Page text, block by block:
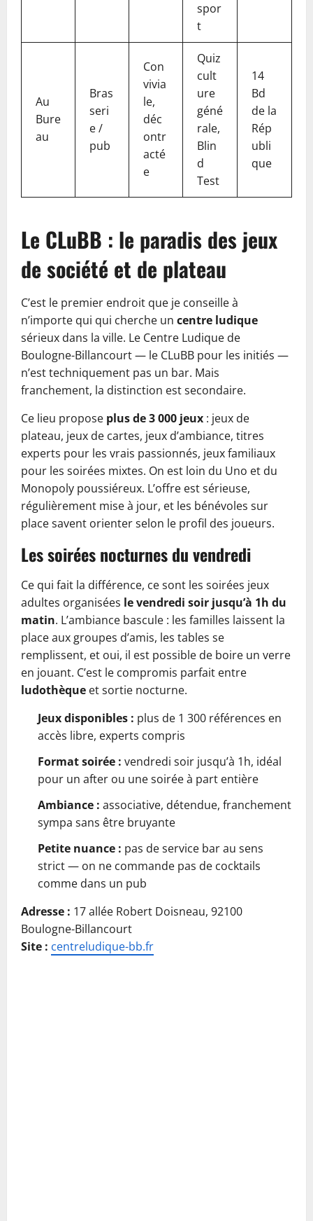
spor
t
Au
Bure
au
Bras
seri
e /
pub
Con
vivia
le,
déc
ontr
acté
e
Quiz
cult
ure
géné
rale,
Blin
d
Test
14
Bd
de la
Rép
ubli
que
Le CLuBB : le paradis des jeux
de société et de plateau
C’est le premier endroit que je conseille à
n’importe qui qui cherche un centre ludique
sérieux dans la ville. Le Centre Ludique de
Boulogne-Billancourt — le CLuBB pour les initiés —
n’est techniquement pas un bar. Mais
franchement, la distinction est secondaire.
Ce lieu propose plus de 3 000 jeux : jeux de
plateau, jeux de cartes, jeux d’ambiance, titres
experts pour les vrais passionnés, jeux familiaux
pour les soirées mixtes. On est loin du Uno et du
Monopoly poussiéreux. L’offre est sérieuse,
régulièrement mise à jour, et les bénévoles sur
place savent orienter selon le profil des joueurs.
Les soirées nocturnes du vendredi
Ce qui fait la différence, ce sont les soirées jeux
adultes organisées le vendredi soir jusqu’à 1h du
matin. L’ambiance bascule : les familles laissent la
place aux groupes d’amis, les tables se
remplissent, et oui, il est possible de boire un verre
en jouant. C’est le compromis parfait entre
ludothèque et sortie nocturne.
Jeux disponibles : plus de 1 300 références en
accès libre, experts compris
Format soirée : vendredi soir jusqu’à 1h, idéal
pour un after ou une soirée à part entière
Ambiance : associative, détendue, franchement
sympa sans être bruyante
Petite nuance : pas de service bar au sens
strict — on ne commande pas de cocktails
comme dans un pub
Adresse : 17 allée Robert Doisneau, 92100
Boulogne-Billancourt
Site : centreludique-bb.fr